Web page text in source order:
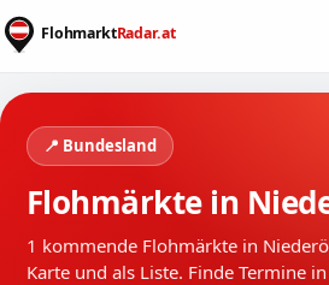
📍 Bundesland
Flohmärkte in
1 kommende Flohmärkte in
Karte und als Liste. Finde Termine